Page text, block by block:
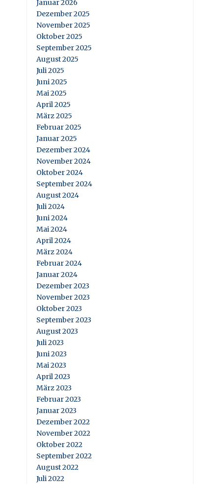
Januar 2026
Dezember 2025
November 2025
Oktober 2025
September 2025
August 2025
Juli 2025
Juni 2025
Mai 2025
April 2025
März 2025
Februar 2025
Januar 2025
Dezember 2024
November 2024
Oktober 2024
September 2024
August 2024
Juli 2024
Juni 2024
Mai 2024
April 2024
März 2024
Februar 2024
Januar 2024
Dezember 2023
November 2023
Oktober 2023
September 2023
August 2023
Juli 2023
Juni 2023
Mai 2023
April 2023
März 2023
Februar 2023
Januar 2023
Dezember 2022
November 2022
Oktober 2022
September 2022
August 2022
Juli 2022